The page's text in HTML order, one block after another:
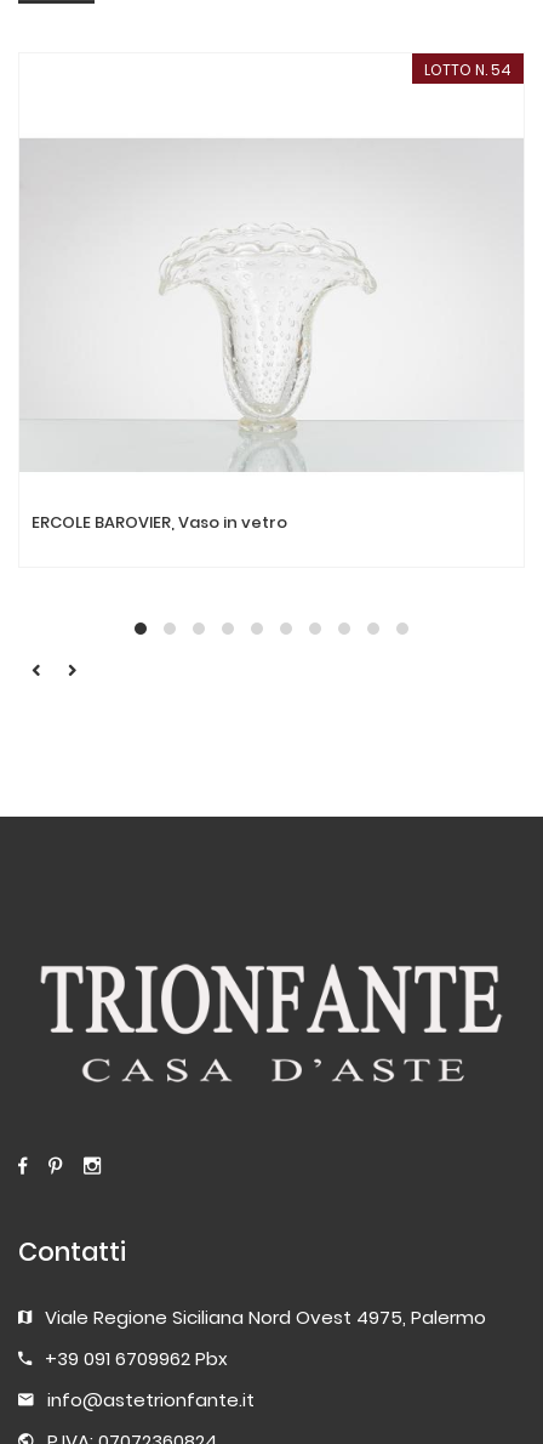
LOTTO N. 54
ERCOLE BAROVIER, Vaso in vetro
Contatti
Viale Regione Siciliana Nord Ovest 4975, Palermo
+39 091 6709962 Pbx
info@astetrionfante.it